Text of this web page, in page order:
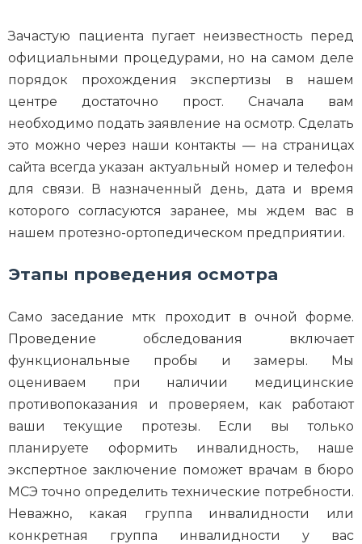
Зачастую пациента пугает неизвестность перед
официальными процедурами, но на самом деле
порядок прохождения экспертизы в нашем
центре достаточно прост. Сначала вам
необходимо подать заявление на осмотр. Сделать
это можно через наши контакты — на страницах
сайта всегда указан актуальный номер и телефон
для связи. В назначенный день, дата и время
которого согласуются заранее, мы ждем вас в
нашем протезно-ортопедическом предприятии.
Этапы проведения осмотра
Само заседание мтк проходит в очной форме.
Проведение обследования включает
функциональные пробы и замеры. Мы
оцениваем при наличии медицинские
противопоказания и проверяем, как работают
ваши текущие протезы. Если вы только
планируете оформить инвалидность, наше
экспертное заключение поможет врачам в бюро
МСЭ точно определить технические потребности.
Неважно, какая группа инвалидности или
конкретная группа инвалидности у вас